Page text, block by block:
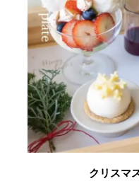
クリスマ